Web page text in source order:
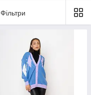
Фільтри